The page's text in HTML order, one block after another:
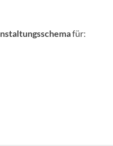
für: